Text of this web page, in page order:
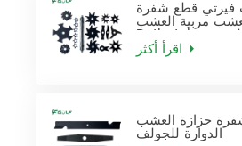
فيرتي قطع شفرة
مربية العشب
Dethatcher إزالة القش
شفرة استبدال
جزازة العشب
الدوارة للجولف